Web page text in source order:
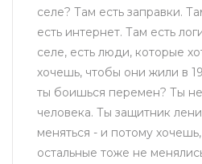
селе? Там есть заправки.
есть интернет. Там есть
селе, есть люди, которые
хочешь, чтобы они жили в
ты боишься перемен? Ты
человека. Ты защитник
меняться - и потому
остальные тоже не